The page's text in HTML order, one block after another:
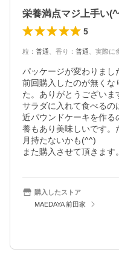
栄養満点マジ上手い
5
粒 ： 普通 香り ： 普通 実際に
パッケージが変わりまし
前回購入したのが無くな
た。ありがとうございま
サラダに入れて食べるの
近パウンドケーキを作
養もあり美味しいです。
月持たないかも(^^)
また購入させて頂きます。
購入したストア
MAEDAYA 前田家